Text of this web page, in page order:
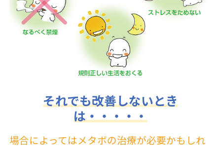
それでも改善しないとき
は・・・・・
場合によってはメタボの治療が必要かもしれ